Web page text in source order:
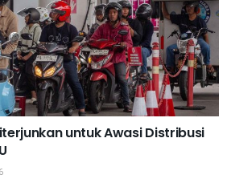
untuk Awasi Distribusi